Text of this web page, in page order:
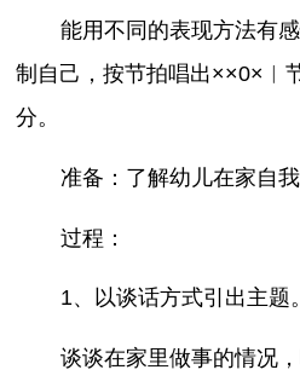
能用不同的表现方法有
制自己，按节拍唱出××0×︳
分。
准备：了解幼儿在家自我
过程：
1、以谈话方式引出主题。
谈谈在家里做事的情况